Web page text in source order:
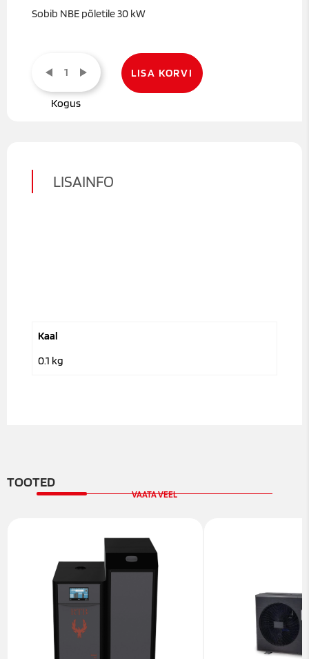
Sobib NBE põletile 30 kW
tulerest
kW
4mm
LISA KORVI
LISAINFO
Kaal
0.1 kg
TOOTED
VAATA VEEL